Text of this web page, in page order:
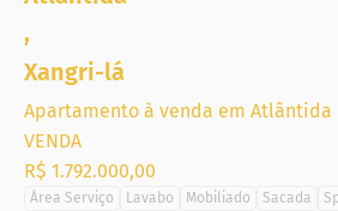
,
Xangri-lá
Apartamento à venda em Atlântida
VENDA
R$ 1.792.000,00
Área Serviço Lavabo Mobiliado Sacada